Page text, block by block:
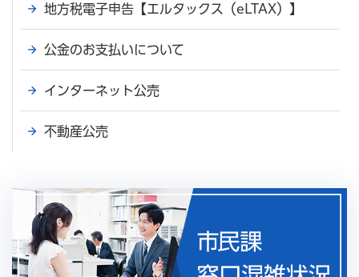
地方税電子申告【エルタックス（eLTAX）】
公金のお支払いについて
インターネット公売
不動産公売